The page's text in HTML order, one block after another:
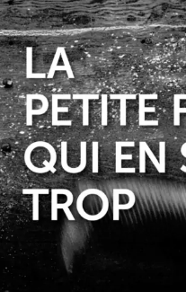
La Petite Fille